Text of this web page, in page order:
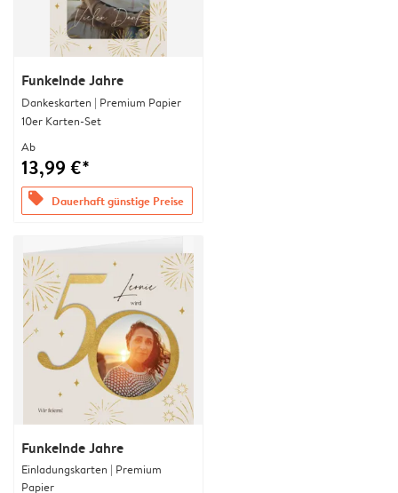
Funkelnde Jahre
Dankeskarten | Premium Papier
10er Karten-Set
Ab
13,99 €*
offers Dauerhaft günstige Preise
Funkelnde Jahre
Einladungskarten | Premium
Papier